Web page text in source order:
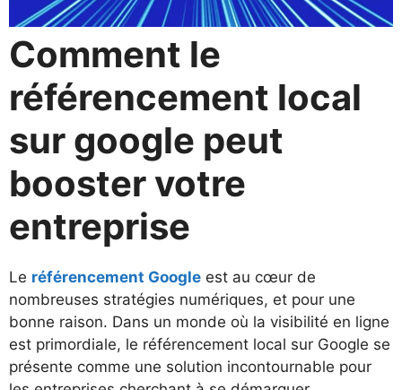
Comment le
référencement local
sur google peut
booster votre
entreprise
Le référencement Google est au cœur de
nombreuses stratégies numériques, et pour une
bonne raison. Dans un monde où la visibilité en ligne
est primordiale, le référencement local sur Google se
présente comme une solution incontournable pour